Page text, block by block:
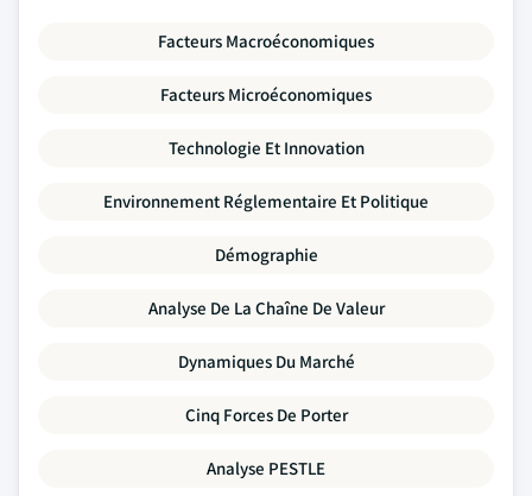
Facteurs Macroéconomiques
Facteurs Microéconomiques
Technologie Et Innovation
Environnement Réglementaire Et Politique
Démographie
Analyse De La Chaîne De Valeur
Dynamiques Du Marché
Cinq Forces De Porter
Analyse PESTLE